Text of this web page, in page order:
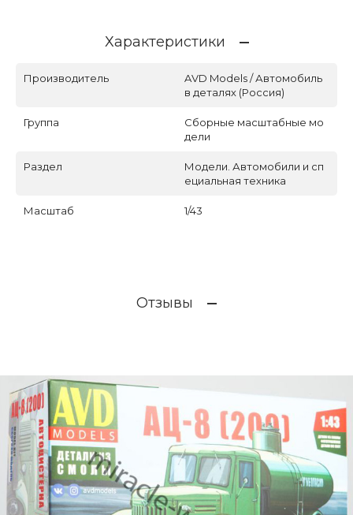
Характеристики
Производитель
AVD Models / Автомобиль
в деталях (Россия)
Группа
Сборные масштабные мо
дели
Раздел
Модели. Автомобили и сп
ециальная техника
Масштаб 1/43
Отзывы